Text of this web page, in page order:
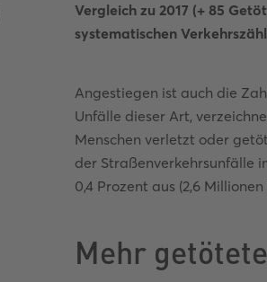
Vergleich zu 2017 (+ 85
systematischen
Angestiegen ist auch die
Unfälle dieser Art,
Menschen verletzt oder
der Straßenverkehrsunfälle
0,4 Prozent aus (2,6
Mehr